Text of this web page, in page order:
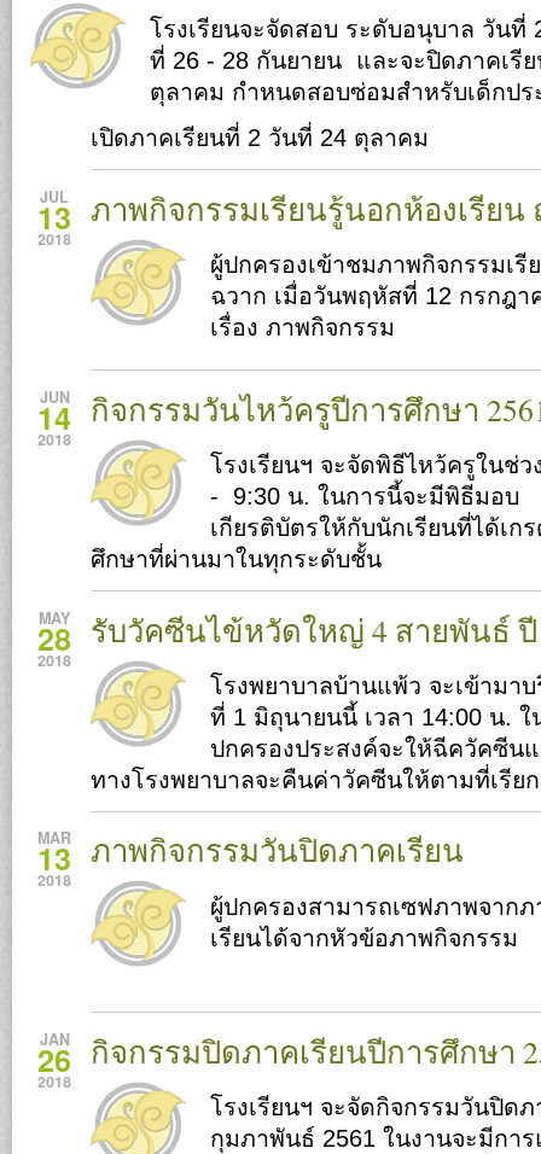
โรงเรียนจะจัดสอบ ระดับอนุบาล วันที่
ที่ 26 - 28 กันยายน และจะปิดภาคเรี
ตุลาคม กำหนดสอบซ่อมสำหรับเด็กป
เปิดภาคเรียนที่ 2 วันที่ 24 ตุลาคม
JUL
13
2018
ภาพกิจกรรมเรียนรู้นอกห้องเรีย
ผู้ปกครองเข้าชมภาพกิจกรรมเ
ฉวาก เมื่อวันพฤหัสที่ 12 กรกฎ
เรื่อง ภาพกิจกรรม
JUN
14
2018
กิจกรรมวันไหว้ครูปีการศึกษา
โรงเรียนฯ จะจัดพิธีไหว้ครูในช่
- 9:30 น. ในการนี้จะมีพิธีมอบ
เกียรติบัตรให้กับนักเรียนที่ได้เก
ศึกษาที่ผ่านมาในทุกระดับชั้น
MAY
28
2018
รับวัคซีนไข้หวัดใหญ่ 4 สายพันธ์ ปี
โรงพยาบาลบ้านแพ้ว จะเข้ามา
ที่ 1 มิถุนายนนี้ เวลา 14:00 น.
ปกครองประสงค์จะให้ฉีควัคซีน
ทางโรงพยาบาลจะคืนค่าวัคซีนให้ตามที่เรีย
MAR
13
2018
ภาพกิจกรรมวันปิดภาคเรียน
ผู้ปกครองสามารถเซฟภาพจาก
เรียนได้จากหัวข้อภาพกิจกรรม
JAN
26
2018
กิจกรรมปิดภาคเรียนปีการศึกษา
โรงเรียนฯ จะจัดกิจกรรมวันปิด
กุมภาพันธ์ 2561 ในงานจะมีกา